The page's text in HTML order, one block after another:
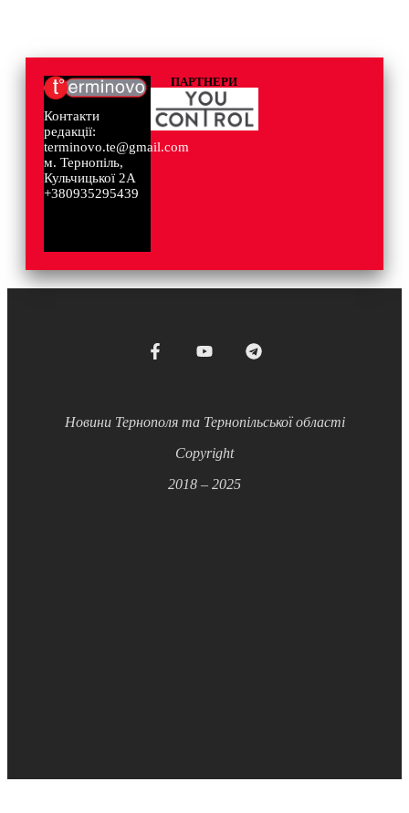
Контакти
редакції:
terminovo.te@gmail.com
м. Тернопіль,
Кульчицької 2А
+380935295439
ПАРТНЕРИ
Новини Тернополя та Тернопільської області
Copyright
2018 – 2025